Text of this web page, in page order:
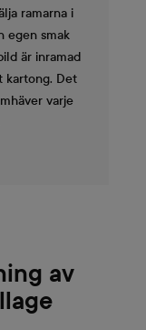
ramarna i
egen smak
är inramad
kartong. Det
varje
av